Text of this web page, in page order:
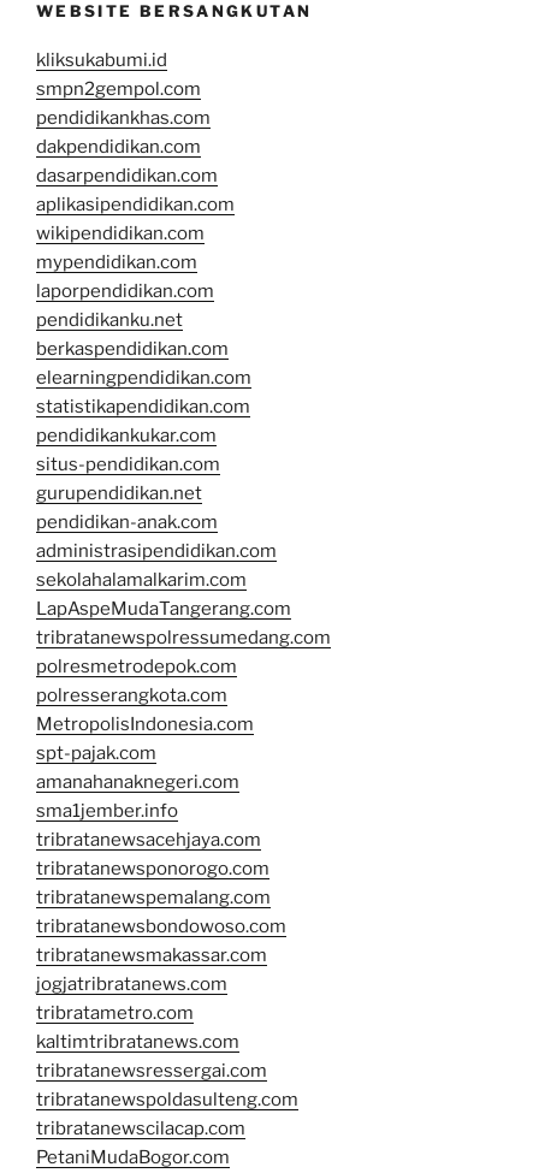
WEBSITE BERSANGKUTAN
kliksukabumi.id
smpn2gempol.com
pendidikankhas.com
dakpendidikan.com
dasarpendidikan.com
aplikasipendidikan.com
wikipendidikan.com
mypendidikan.com
laporpendidikan.com
pendidikanku.net
berkaspendidikan.com
elearningpendidikan.com
statistikapendidikan.com
pendidikankukar.com
situs-pendidikan.com
gurupendidikan.net
pendidikan-anak.com
administrasipendidikan.com
sekolahalamalkarim.com
LapAspeMudaTangerang.com
tribratanewspolressumedang.com
polresmetrodepok.com
polresserangkota.com
MetropolisIndonesia.com
spt-pajak.com
amanahanaknegeri.com
sma1jember.info
tribratanewsacehjaya.com
tribratanewsponorogo.com
tribratanewspemalang.com
tribratanewsbondowoso.com
tribratanewsmakassar.com
jogjatribratanews.com
tribratametro.com
kaltimtribratanews.com
tribratanewsressergai.com
tribratanewspoldasulteng.com
tribratanewscilacap.com
PetaniMudaBogor.com